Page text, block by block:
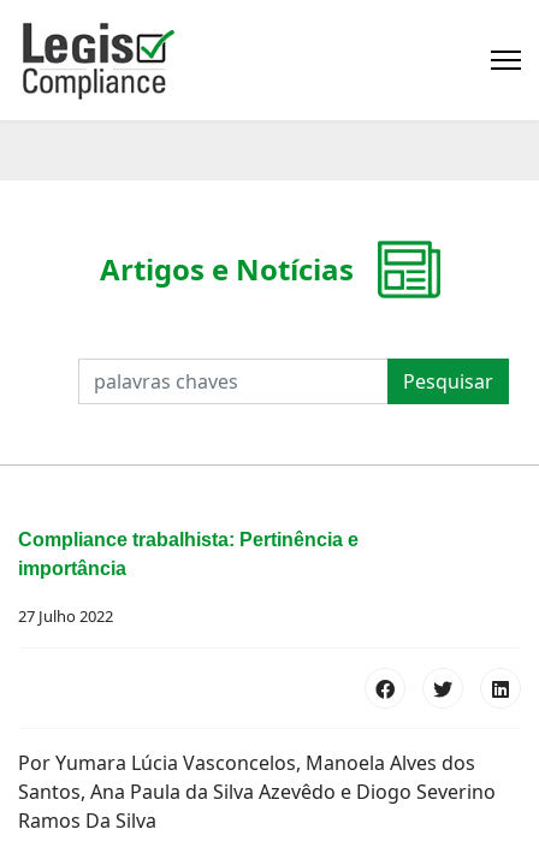
PESQUISAR Pesquisar
Artigos e Notícias
Compliance trabalhista: Pertinência e
importância
27 Julho 2022
Por Yumara Lúcia Vasconcelos, Manoela Alves dos
Santos, Ana Paula da Silva Azevêdo e Diogo Severino
Ramos Da Silva